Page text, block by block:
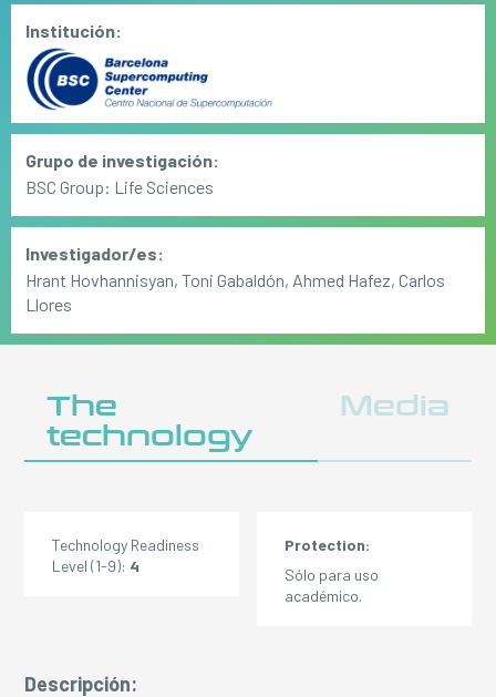
Institución:
Grupo de investigación:
BSC Group: Life Sciences
Investigador/es:
Hrant Hovhannisyan, Toni Gabaldón, Ahmed Hafez, Carlos
Llores
The
technology
Media
Descripción:
Technology Readiness
Level (1-9): 4
Protection:
Sólo para uso
académico.